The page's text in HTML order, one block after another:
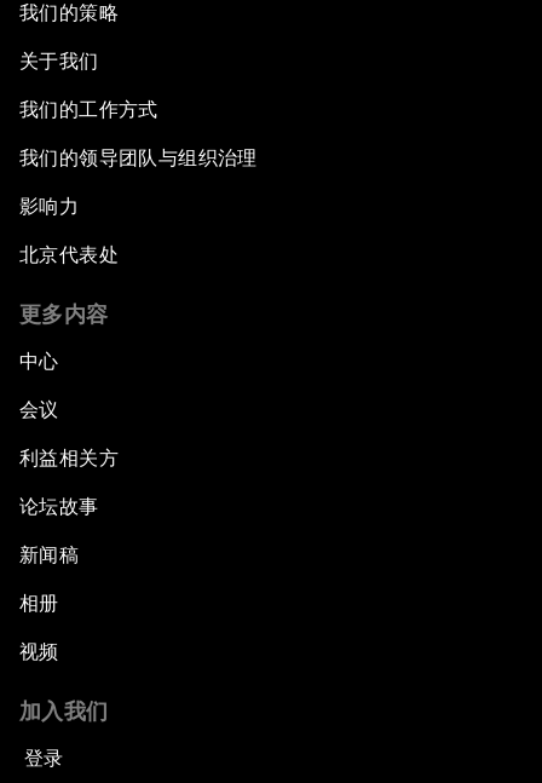
我们的策略
关于我们
我们的工作方式
我们的领导团队与组织治理
影响力
北京代表处
更多内容
中心
会议
利益相关方
论坛故事
新闻稿
相册
视频
加入我们
登录